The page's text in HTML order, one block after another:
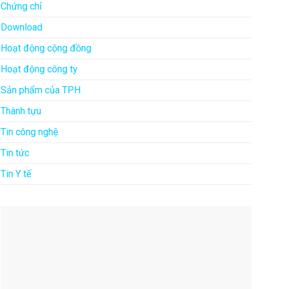
Chứng chỉ
Download
Hoạt động cộng đồng
Hoạt động công ty
Sản phẩm của TPH
Thành tựu
Tin công nghệ
Tin tức
Tin Y tế